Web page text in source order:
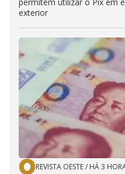
exterior
REVISTA OESTE/ HÁ 3